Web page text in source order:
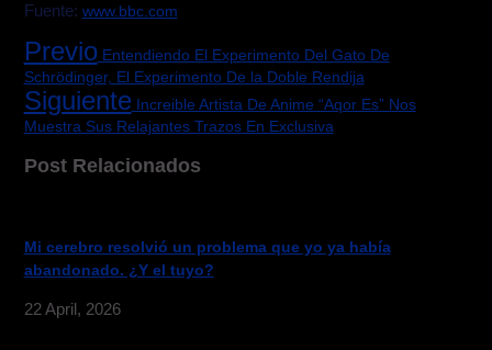
Fuente: www.bbc.com
PrevioEntendiendo El Experimento Del Gato De
Schrödinger, El Experimento De la Doble Rendija
SiguienteIncreible Artista De Anime “Aqor Es” Nos
Muestra Sus Relajantes Trazos En Exclusiva
Post Relacionados
Mi cerebro resolvió un problema que yo ya había
abandonado. ¿Y el tuyo?
22 April, 2026